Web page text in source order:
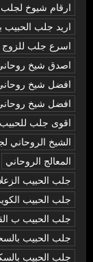
ارقام شيوخ لجلب
اريد جلب
اسرع جلب للزوج
اصدق شيخ
افضل شيخ
افضل شيخ
اقوى جلب للحبيب
الشيخ الروحاني
المعالج الروحاني
جلب الحبيب
جلب الحبيب
جلب الحبيب ب
جلب الحبيب
جلب الحبيب